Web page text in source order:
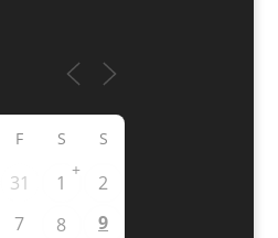
F S S
31 1
+
2
7 8
9